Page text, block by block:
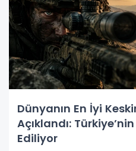
Dünyanın En İyi
Açıklandı:
Ediliyor